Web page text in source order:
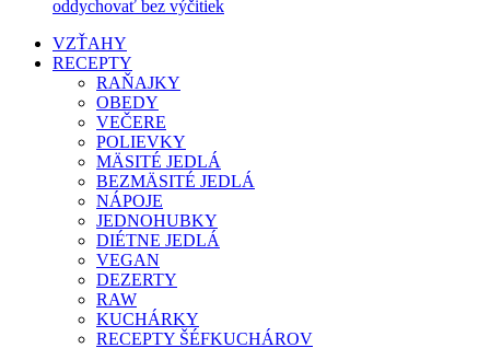
oddychovať bez výčitiek
VZŤAHY
RECEPTY
RAŇAJKY
OBEDY
VEČERE
POLIEVKY
MÄSITÉ JEDLÁ
BEZMÄSITÉ JEDLÁ
NÁPOJE
JEDNOHUBKY
DIÉTNE JEDLÁ
VEGAN
DEZERTY
RAW
KUCHÁRKY
RECEPTY ŠÉFKUCHÁROV